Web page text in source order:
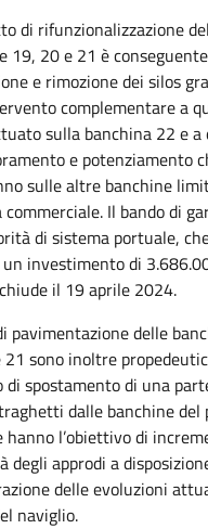
di rifunzionalizzazione
19, 20 e 21 è
e rimozione dei silos
complementare a
sulla banchina 22 e a
e potenziamento
sulle altre banchine
commerciale. Il bando di
di sistema portuale,
un investimento di
il 19 aprile 2024.
pavimentazione delle
21 sono inoltre
di spostamento di una
dalle banchine del
hanno l’obiettivo di
degli approdi a
delle evoluzioni
naviglio.